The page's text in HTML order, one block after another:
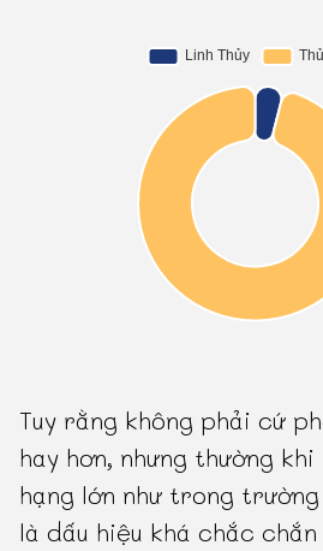
Tuy rằng không phải cứ
hay hơn, nhưng thường
hạng lớn như trong
là dấu hiệu khá chắc